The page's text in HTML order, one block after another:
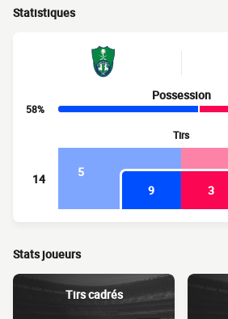
Statistiques
Possession
58%
Tirs
14 5
9
3
Stats joueurs
Tirs cadrés